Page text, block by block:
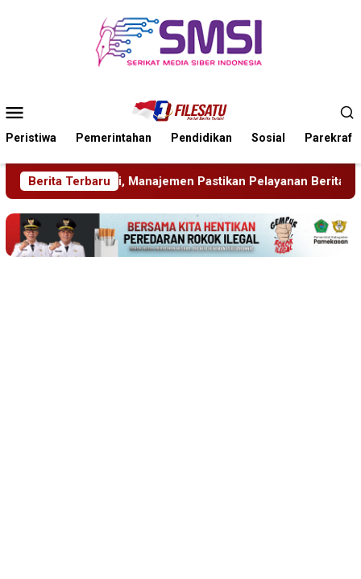
Mobile
Peristiwa Pemerintahan Pendidikan Sosial Parekraf
Berita Terbaru
Pelayanan Berita Tetap Maksimal Rudenim